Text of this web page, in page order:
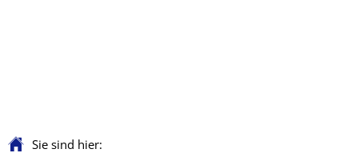
Sie sind hier: